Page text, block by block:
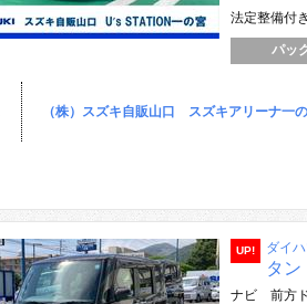
法定整備付
パッ
（株）スズキ自販山口 スズキアリーナ一
UP! ダイ
タ
ナビ 前方